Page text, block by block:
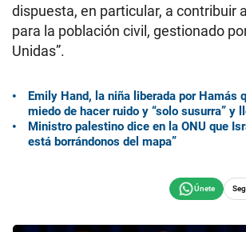
dispuesta, en particular, a contribuir
para la población civil, gestionado
Unidas”.
Emily Hand, la niña liberada por Hamás
miedo de hacer ruido y “solo susurra” y
Ministro palestino dice en la ONU que
está borrándonos del mapa”